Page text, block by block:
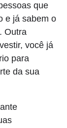
que
e já sabem o
Outra
você já
para
da sua